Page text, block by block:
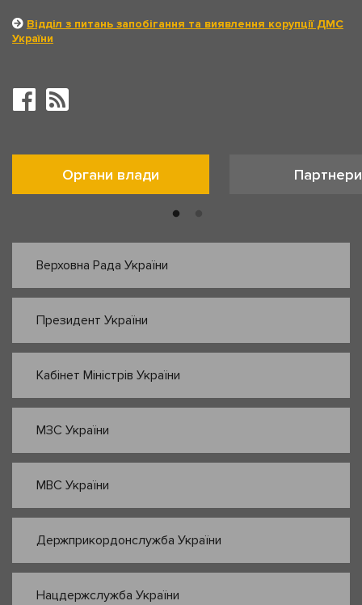
Відділ з питань запобігання та виявлення корупції ДМС
України
Органи влади Партнери
Верховна Рада України
Президент України
Кабінет Міністрів України
МЗС України
МВС України
Держприкордонслужба України
Нацдержслужба України